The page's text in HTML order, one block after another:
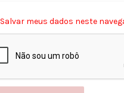
Salvar meus dados neste